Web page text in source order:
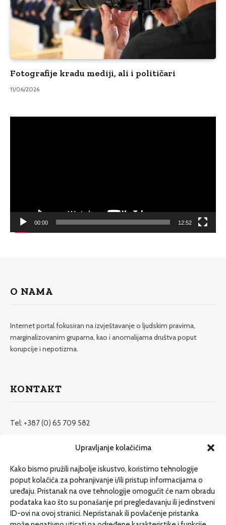
Upravljanje kolačićima
Kako bismo pružili najbolje iskustvo, koristimo tehnologije
poput kolačića za pohranjivanje i/ili pristup informacijama o
uređaju. Pristanak na ove tehnologije omogućit će nam obradu
podataka kao što su ponašanje pri pregledavanju ili jedinstveni
ID-ovi na ovoj stranici. Nepristanak ili povlačenje pristanka
Fotografije kradu mediji, ali i političari
11/06/2026
00:00 12:52
O NAMA
Internet portal fokusiran na izvještavanje o ljudskim pravima,
marginalizovanim grupama, kao i anomalijama društva poput
korupcije i nepotizma.
KONTAKT
Tel: +387 (0) 65 709 582
redakcija@etrafika.net
Dosije
Drugi pišu